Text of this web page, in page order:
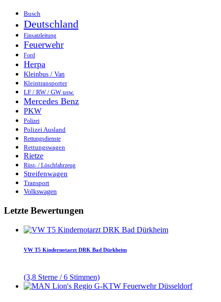
Busch
Deutschland
Einsatzleitung
Feuerwehr
Ford
Herpa
Kleinbus / Van
Kleintransporter
LF / RW / GW usw.
Mercedes Benz
PKW
Polizei
Polizei Ausland
Rettungsdienste
Rettungswagen
Rietze
Rüst- / Löschfahrzeug
Streifenwagen
Transport
Volkswagen
Letzte Bewertungen
VW T5 Kindernotarzt DRK Bad Dürkheim
(3,8 Sterne / 6 Stimmen)